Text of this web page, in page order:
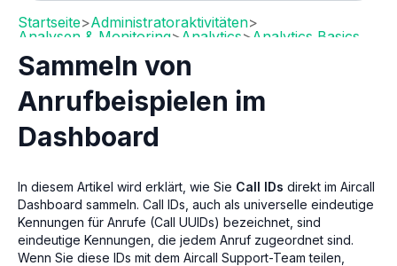
Startseite>Administratoraktivitäten>
Analysen & Monitoring> Analytics> Analytics Basics
Sammeln von
Anrufbeispielen im
Dashboard
In diesem Artikel wird erklärt, wie Sie Call IDs direkt im Aircall
Dashboard sammeln. Call IDs, auch als universelle eindeutige
Kennungen für Anrufe (Call UUIDs) bezeichnet, sind
eindeutige Kennungen, die jedem Anruf zugeordnet sind.
Wenn Sie diese IDs mit dem Aircall Support-Team teilen,